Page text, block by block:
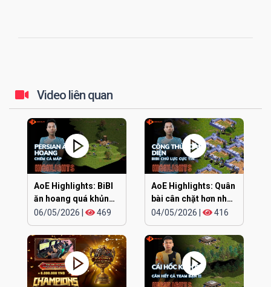
Video liên quan
AoE Highlights: BiBI
ăn hoang quá khủng
khiếp
06/05/2026 469
AoE Highlights: Quân
bài cân chặt hơn nhau
ở đúng cái đầu
04/05/2026 416